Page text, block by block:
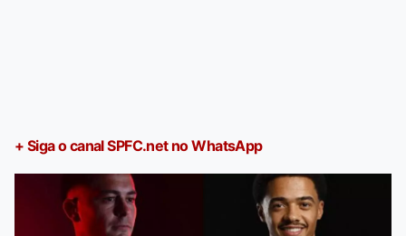
+ Siga o canal SPFC.net no WhatsApp